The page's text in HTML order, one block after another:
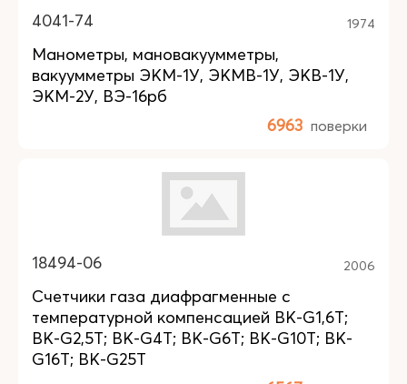
4041-74 1974
Манометры, мановакуумметры,
вакуумметры ЭКМ-1У, ЭКМВ-1У, ЭКВ-1У,
ЭКМ-2У, ВЭ-16рб
6963 поверки
18494-06 2006
Счетчики газа диафрагменные с
температурной компенсацией BK-G1,6T;
BK-G2,5T; BK-G4T; BK-G6T; BK-G10T; BK-
G16T; BK-G25T